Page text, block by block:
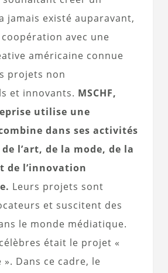
jamais existé auparavant,
avec une
américaine connue
projets non
et innovants. MSCHF,
utilise une
dans ses activités
l’art, de la mode, de la
de l’innovation
Leurs projets sont
et suscitent des
le monde médiatique.
était le projet «
». Dans ce cadre, le